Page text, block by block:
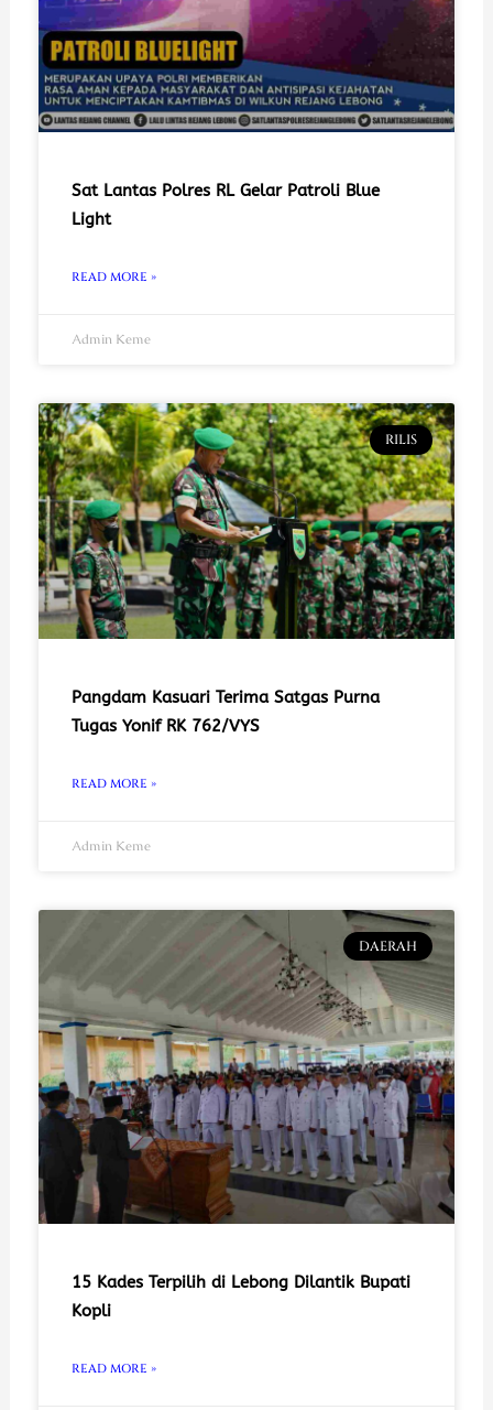
Sat Lantas Polres RL Gelar Patroli Blue
Light
READ MORE »
Admin Keme
RILIS
Pangdam Kasuari Terima Satgas Purna
Tugas Yonif RK 762/VYS
READ MORE »
Admin Keme
DAERAH
15 Kades Terpilih di Lebong Dilantik Bupati
Kopli
READ MORE »